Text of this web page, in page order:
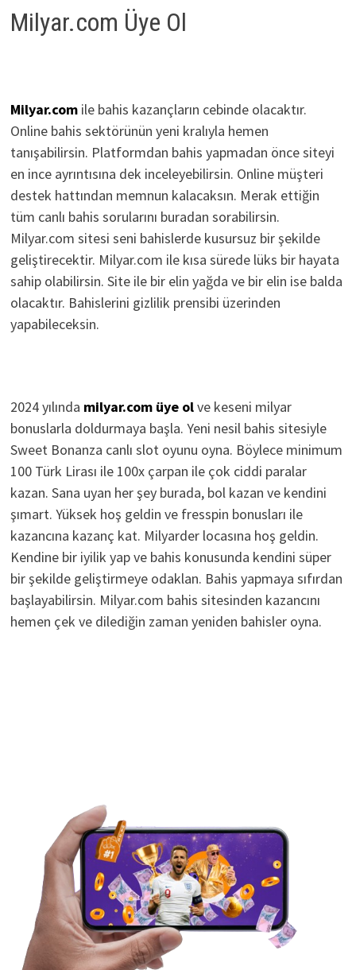
Milyar.com Üye Ol
Milyar.comile bahis kazançların cebinde olacaktır.
Online bahis sektörünün yeni kralıyla hemen
tanışabilirsin. Platformdan bahis yapmadan önce siteyi
en ince ayrıntısına dek inceleyebilirsin. Online müşteri
destek hattından memnun kalacaksın. Merak ettiğin
tüm canlı bahis sorularını buradan sorabilirsin.
Milyar.com sitesi seni bahislerde kusursuz bir şekilde
geliştirecektir. Milyar.com ile kısa sürede lüks bir hayata
sahip olabilirsin. Site ile bir elin yağda ve bir elin ise balda
olacaktır. Bahislerini gizlilik prensibi üzerinden
yapabileceksin.
2024 yılında milyar.com üye olve keseni milyar
bonuslarla doldurmaya başla. Yeni nesil bahis sitesiyle
Sweet Bonanza canlı slot oyunu oyna. Böylece minimum
100 Türk Lirası ile 100x çarpan ile çok ciddi paralar
kazan. Sana uyan her şey burada, bol kazan ve kendini
şımart. Yüksek hoş geldin ve fresspin bonusları ile
kazancına kazanç kat. Milyarder locasına hoş geldin.
Kendine bir iyilik yap ve bahis konusunda kendini süper
bir şekilde geliştirmeye odaklan. Bahis yapmaya sıfırdan
başlayabilirsin. Milyar.com bahis sitesinden kazancını
hemen çek ve dilediğin zaman yeniden bahisler oyna.